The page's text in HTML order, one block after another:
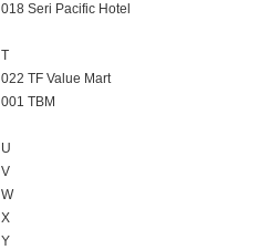
018 Seri Pacific Hotel
T
022 TF Value Mart
001 TBM
U
V
W
X
Y